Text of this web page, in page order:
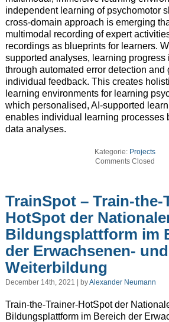
independent learning of psychomotor
cross-domain approach is emerging
multimodal recording of expert
recordings as blueprints for learners.
supported analyses, learning progress
through automated error detection and
individual feedback. This creates
learning environments for learning
which personalised, AI-supported
enables individual learning processes
data analyses.
Kategorie: Projects
Comments Closed
TrainSpot – Train-the-
HotSpot der
Bildungsplattform im
der Erwachsenen- und
Weiterbildung
December 14th, 2021 | byAlexander Neumann
Train-the-Trainer-HotSpot der
Bildungsplattform im Bereich der